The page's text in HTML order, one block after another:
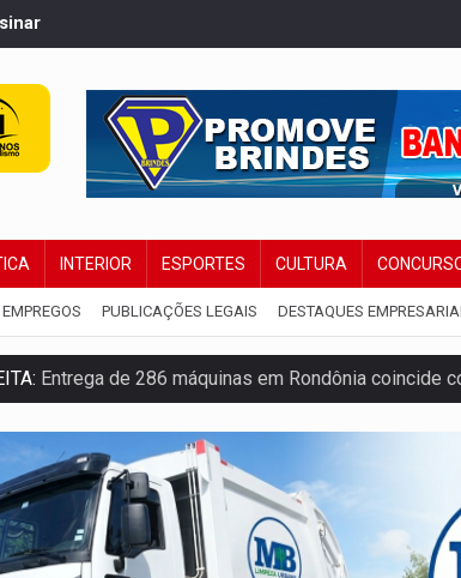
INTERIOR ESPORTES CULTURA
EMPREGOS PUBLICAÇÕES LEGAIS DESTAQUES
Entrega de 286 máquinas em Rondônia coincide
até 50% no distrato imobiliário é legal, mas não
AO CAMPO: Veja as mais de 200 ações de Marcos
Grupo Nova Era amplia presença em PVH e
PCC amplia presença internacional e transforma